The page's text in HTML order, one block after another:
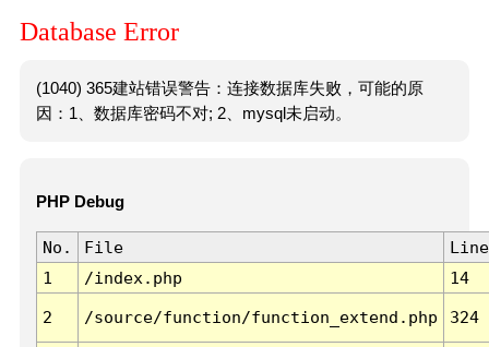
Database Error
(1040) 365建站错误警告：连接数据库失败，可能的原
因：1、数据库密码不对; 2、mysql未启动。
PHP Debug
No. File
Line
1
/index.php 14
2 /source/function/function_extend.php 324